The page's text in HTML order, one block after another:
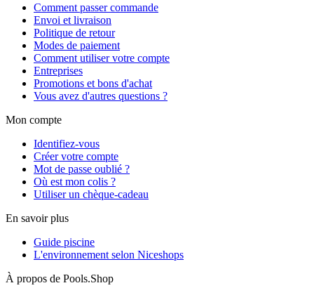
Comment passer commande
Envoi et livraison
Politique de retour
Modes de paiement
Comment utiliser votre compte
Entreprises
Promotions et bons d'achat
Vous avez d'autres questions ?
Mon compte
Identifiez-vous
Créer votre compte
Mot de passe oublié ?
Où est mon colis ?
Utiliser un chèque-cadeau
En savoir plus
Guide piscine
L'environnement selon Niceshops
À propos de Pools.Shop